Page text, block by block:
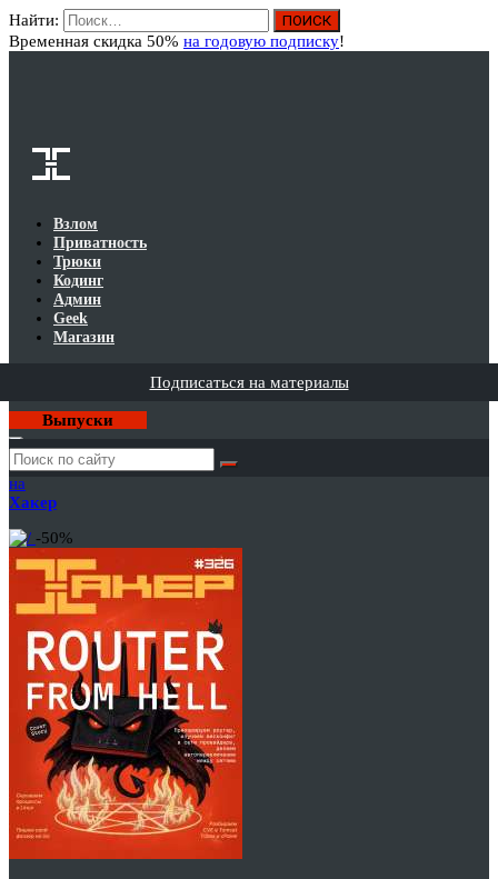
Найти:
Временная скидка 50% на годовую подписку!
Взлом
Приватность
Трюки
Кодинг
Админ
Geek
Магазин
Подписаться на материалы
Выпуски
Годовая
подписка
на
Хакер
-50%